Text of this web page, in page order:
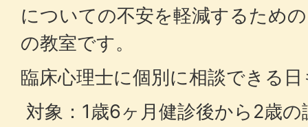
についての不安を軽減するため
の教室です。
臨床心理士に個別に相談できる
対象：1歳6ヶ月健診後から2歳